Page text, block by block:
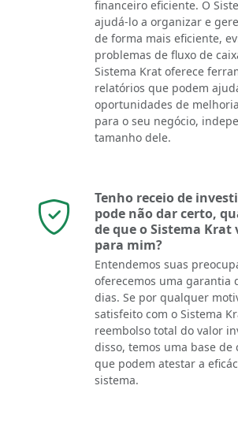
financeiro eficiente. O
ajudá-lo a organizar e
de forma mais eficiente,
problemas de fluxo de
Sistema Krat oferece
relatórios que podem
oportunidades de
para o seu negócio,
tamanho dele.
Tenho receio de
pode não dar certo,
de que o Sistema
para mim?
Entendemos suas
oferecemos uma garantia
dias. Se por qualquer
satisfeito com o Sistema
reembolso total do valor
disso, temos uma base de
que podem atestar a
sistema.